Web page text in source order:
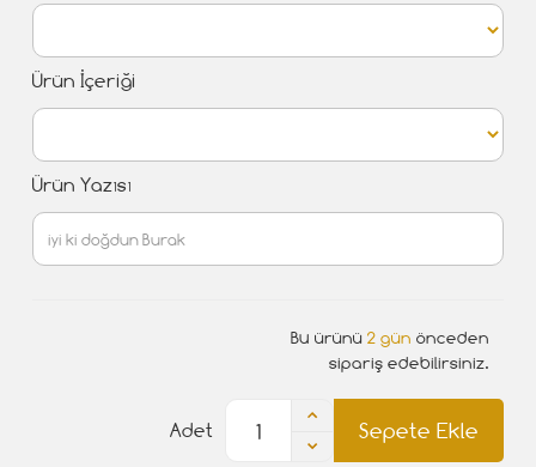
Ürün İçeriği
Ürün Yazısı
Bu ürünü 2 gün önceden
sipariş edebilirsiniz.
Sepete Ekle
Adet